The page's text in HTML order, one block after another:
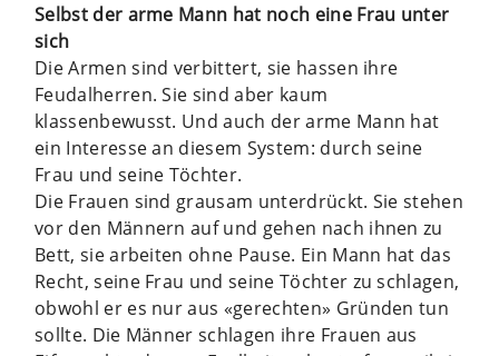
Selbst der arme Mann hat noch eine Frau unter
sich
Die Armen sind verbittert, sie hassen ihre
Feudalherren. Sie sind aber kaum
klassenbewusst. Und auch der arme Mann hat
ein Interesse an diesem System: durch seine
Frau und seine Töchter.
Die Frauen sind grausam unterdrückt. Sie stehen
vor den Männern auf und gehen nach ihnen zu
Bett, sie arbeiten ohne Pause. Ein Mann hat das
Recht, seine Frau und seine Töchter zu schlagen,
obwohl er es nur aus «gerechten» Gründen tun
sollte. Die Männer schlagen ihre Frauen aus